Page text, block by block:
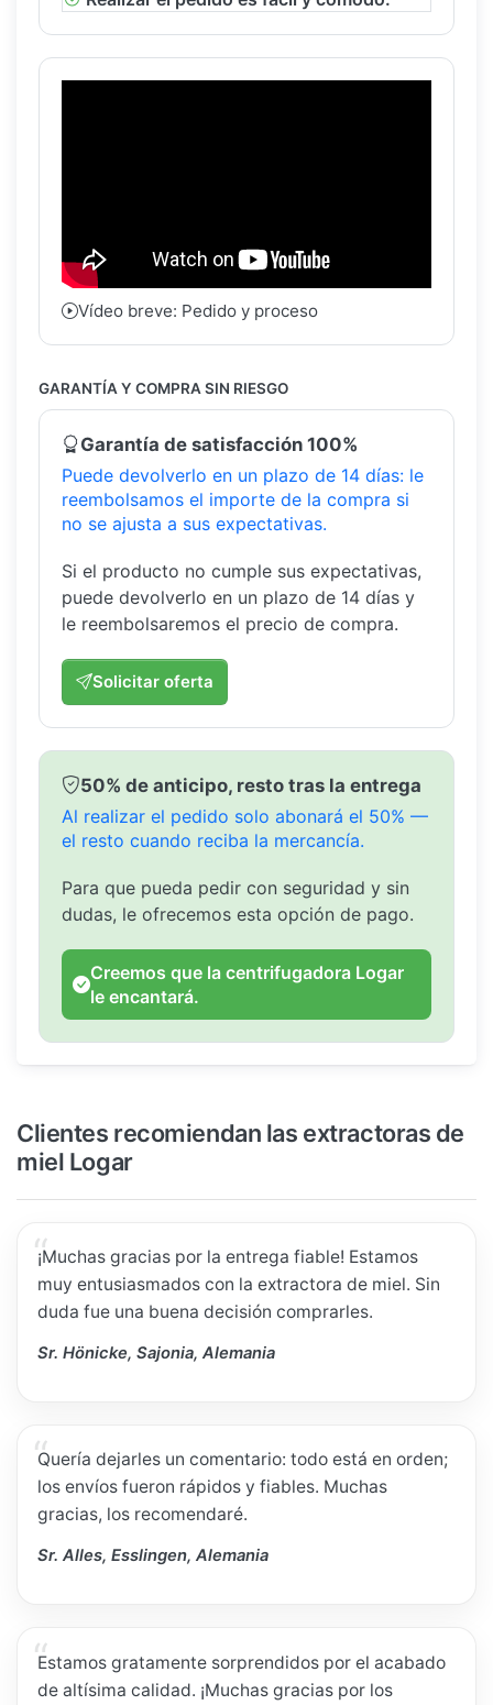
Vídeo breve: Pedido y proceso
GARANTÍA Y COMPRA SIN RIESGO
Garantía de satisfacción 100%
Puede devolverlo en un plazo de 14 días: le
reembolsamos el importe de la compra si
no se ajusta a sus expectativas.
Si el producto no cumple sus expectativas,
puede devolverlo en un plazo de 14 días y
le reembolsaremos el precio de compra.
Solicitar oferta
50% de anticipo, resto tras la entrega
Al realizar el pedido solo abonará el 50% —
el resto cuando reciba la mercancía.
Para que pueda pedir con seguridad y sin
dudas, le ofrecemos esta opción de pago.
Creemos que la centrifugadora Logar
le encantará.
Clientes recomiendan las extractoras de
miel Logar
¡Muchas gracias por la entrega fiable! Estamos
muy entusiasmados con la extractora de miel. Sin
duda fue una buena decisión comprarles.
Sr. Hönicke, Sajonia, Alemania
Quería dejarles un comentario: todo está en orden;
los envíos fueron rápidos y fiables. Muchas
gracias, los recomendaré.
Sr. Alles, Esslingen, Alemania
Estamos gratamente sorprendidos por el acabado
de altísima calidad. ¡Muchas gracias por los